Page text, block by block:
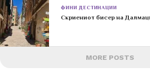
ФИНИ ДЕСТИНАЦИИ
Скриениот бисер на
MORE POSTS